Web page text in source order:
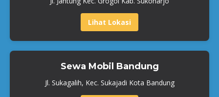
Lihat Lokasi
Sewa Mobil Bandung
Jl. Sukagalih, Kec. Sukajadi Kota Bandung